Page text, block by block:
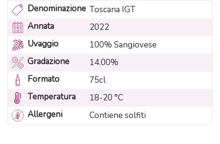
Denominazione Toscana IGT
Annata
2022
Uvaggio
100% Sangiovese
Gradazione
14.00%
Formato
75cl
Temperatura
18-20 °C
Allergeni
Contiene solfiti